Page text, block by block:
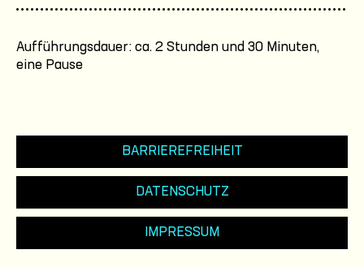
Aufführungsdauer: ca. 2 Stunden und 30 Minuten,
eine Pause
BARRIEREFREIHEIT
DATENSCHUTZ
IMPRESSUM